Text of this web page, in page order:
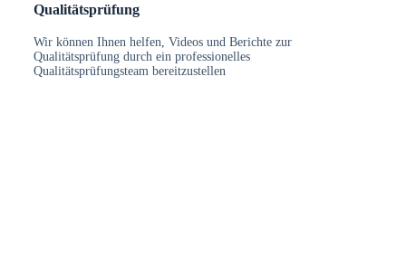
Qualitätsprüfung
Wir können Ihnen helfen, Videos und Berichte zur
Qualitätsprüfung durch ein professionelles
Qualitätsprüfungsteam bereitzustellen